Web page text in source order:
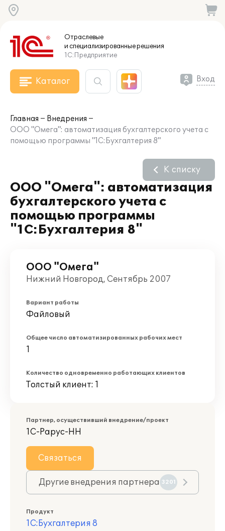
Отраслевые
и специализированныерешения
1С:Предприятие
Каталог Вход
Главная
Внедрения
ООО "Омега": автоматизация бухгалтерского учета с
помощью программы "1С:Бухгалтерия 8"
ООО "Омега": автоматизация
бухгалтерского учета с
помощью программы
"1С:Бухгалтерия 8"
К списку
ООО "Омега"
Нижний Новгород, Сентябрь 2007
Вариант работы
Файловый
Общее число автоматизированных рабочих мест
1
Количество одновременно работающих клиентов
Толстый клиент: 1
Партнер, осуществивший внедрение/проект
1С-Рарус-НН
Связаться
Другие внедрения партнера 3201
Продукт
1С:Бухгалтерия 8